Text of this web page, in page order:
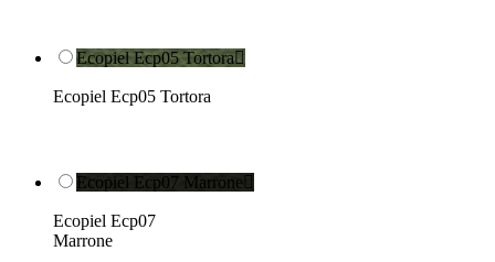
Ecopiel Ecp05 Tortora
Ecopiel Ecp05 Tortora
Ecopiel Ecp07 Marrone 
Ecopiel Ecp07
Marrone